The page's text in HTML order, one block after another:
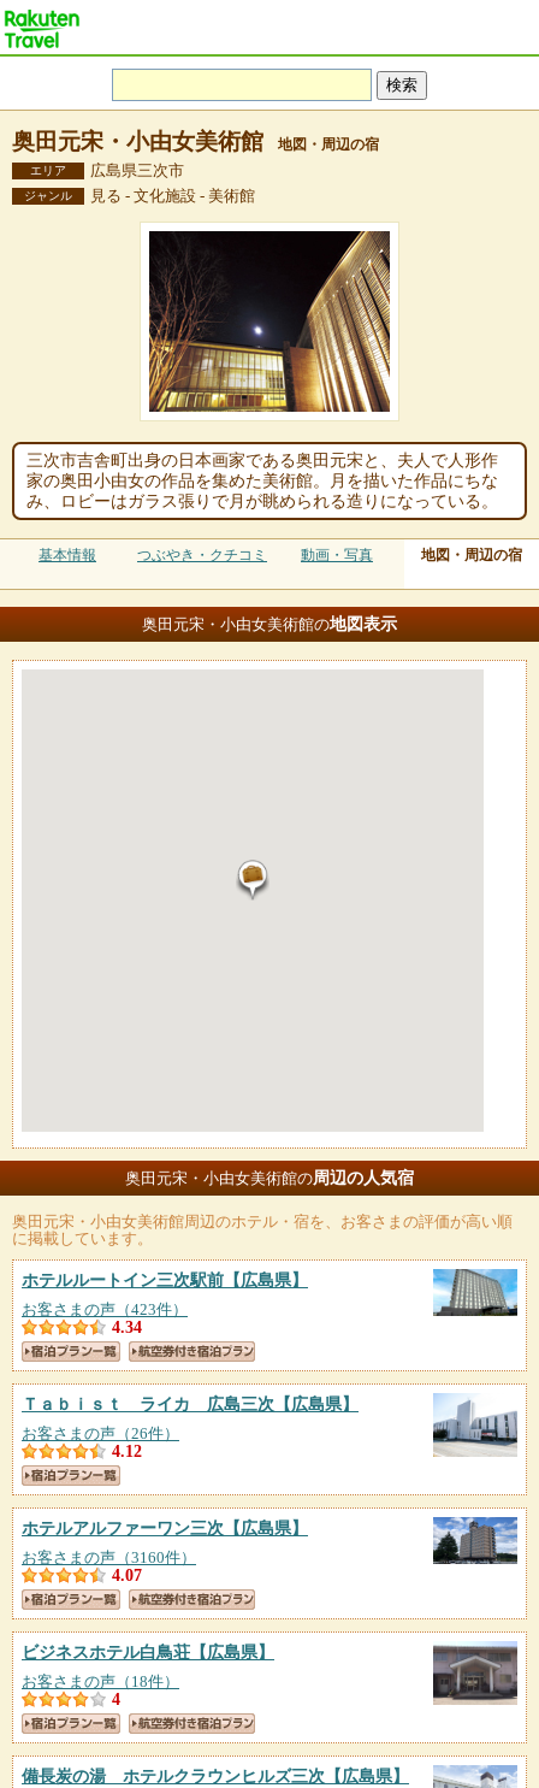
奥田元宋・小由女美術館 地図・周辺の宿
エリア 広島県三次市
ジャンル 見る - 文化施設 - 美術館
三次市吉舎町出身の日本画家である奥田元宋と、夫人で人形作
家の奥田小由女の作品を集めた美術館。月を描いた作品にちな
み、ロビーはガラス張りで月が眺められる造りになっている。
基本情報 つぶやき・クチコミ 動画・写真 地図・周辺の宿
奥田元宋・小由女美術館の地図表示
奥田元宋・小由女美術館の周辺の人気宿
奥田元宋・小由女美術館周辺のホテル・宿を、お客さまの評価が高い順
に掲載しています。
ホテルルートイン三次駅前 【広島県】
お客さまの声（423件）
4.34
Ｔａｂｉｓｔ ライカ 広島三次 【広島県】
お客さまの声（26件）
4.12
ホテルアルファーワン三次 【広島県】
お客さまの声（3160件）
4.07
ビジネスホテル白鳥荘 【広島県】
お客さまの声（18件）
4
備長炭の湯 ホテルクラウンヒルズ三次 【広島県】